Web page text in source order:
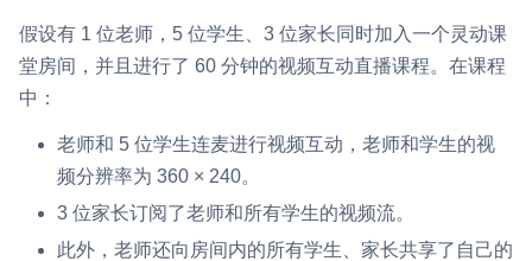
假设有 1 位老师，5 位学生、3 位家长同时加入一个灵动课
堂房间，并且进行了 60 分钟的视频互动直播课程。在课程
中：
老师和 5 位学生连麦进行视频互动，老师和学生的视
频分辨率为 360 × 240。
3 位家长订阅了老师和所有学生的视频流。
此外，老师还向房间内的所有学生、家长共享了自己的